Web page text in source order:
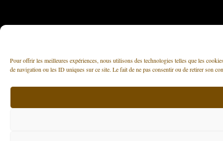
Pour offrir les meilleures expériences, nous utilisons des technologies telles que les
de navigation ou les ID uniques sur ce site. Le fait de ne pas consentir ou de retirer son